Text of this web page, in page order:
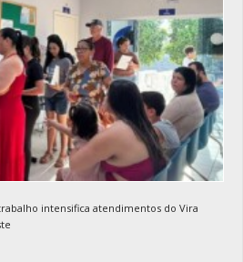
intensifica atendimentos do Vira